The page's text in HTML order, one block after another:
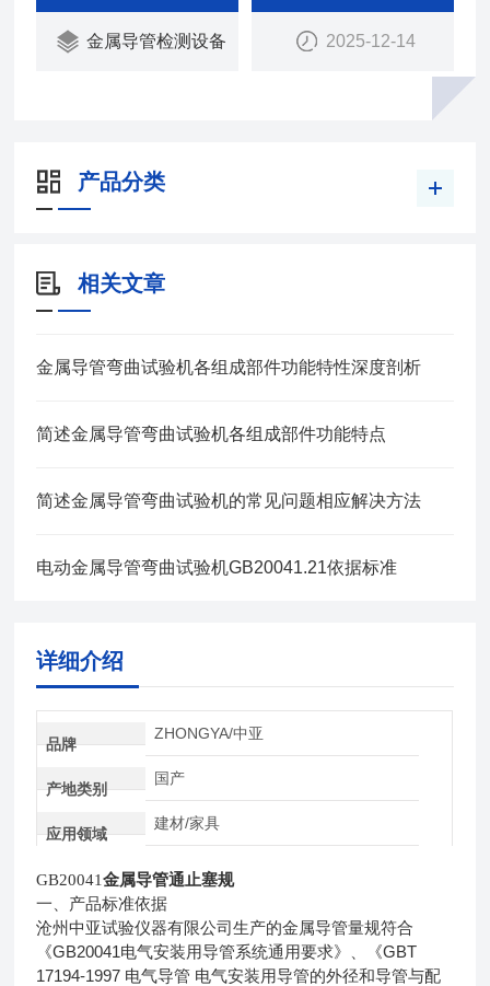
金属导管检测设备 2025-12-14
产品分类
相关文章
金属导管弯曲试验机各组成部件功能特性深度剖析
简述金属导管弯曲试验机各组成部件功能特点
简述金属导管弯曲试验机的常见问题相应解决方法
电动金属导管弯曲试验机GB20041.21依据标准
详细介绍
品牌
ZHONGYA/中亚
产地类别
国产
应用领域
建材/家具
GB20041金属导管通止塞规
一、产品标准依据
沧州中亚试验仪器有限公司生产的金属导管量规符合
《GB20041电气安装用导管系统通用要求》、《GBT
17194-1997 电气导管 电气安装用导管的外径和导管与配